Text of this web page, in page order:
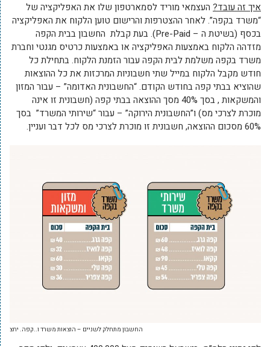
איך זה עובד? העצמאי מוריד לסמארטפון שלו את האפליקציה של
“משרד בקפה”. לאחר ההצטרפות והרישום טוען הלקוח את האפליקציה
בכסף (בשיטת ה – Pre-Paid). בעת קבלת החשבון בבית הקפה
מזדהה הלקוח באמצעות האפליקציה או באמצעות כרטיס מגנטי וחברת
משרד בקפה משלמת לבית הקפה עבור הזמנת הלקוח. בתחילת כל
חודש מקבל הלקוח במייל שתי חשבוניות המרכזות את כל ההוצאות
שהוציא בבתי קפה בחודש הקודם. “החשבונית האדומה” – עבור המזון
והמשקאות , בסך 40% מסך ההוצאה בבתי קפה (חשבונית זו אינה
מוכרת לצרכי מס) ו”החשבונית הירוקה” – עבור “שירותי המשרד” בסך
60% מסכום ההוצאה, חשבונית זו מוכרת לצרכי מס לכל דבר ועניין.
החשבון מתחלק לשניים – הוצאות משרד ו..קפה. יחצ